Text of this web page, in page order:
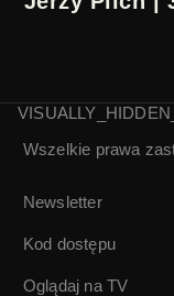
Wiele
Wszelkie prawa
Newsletter
Kod dostępu
Oglądaj na TV